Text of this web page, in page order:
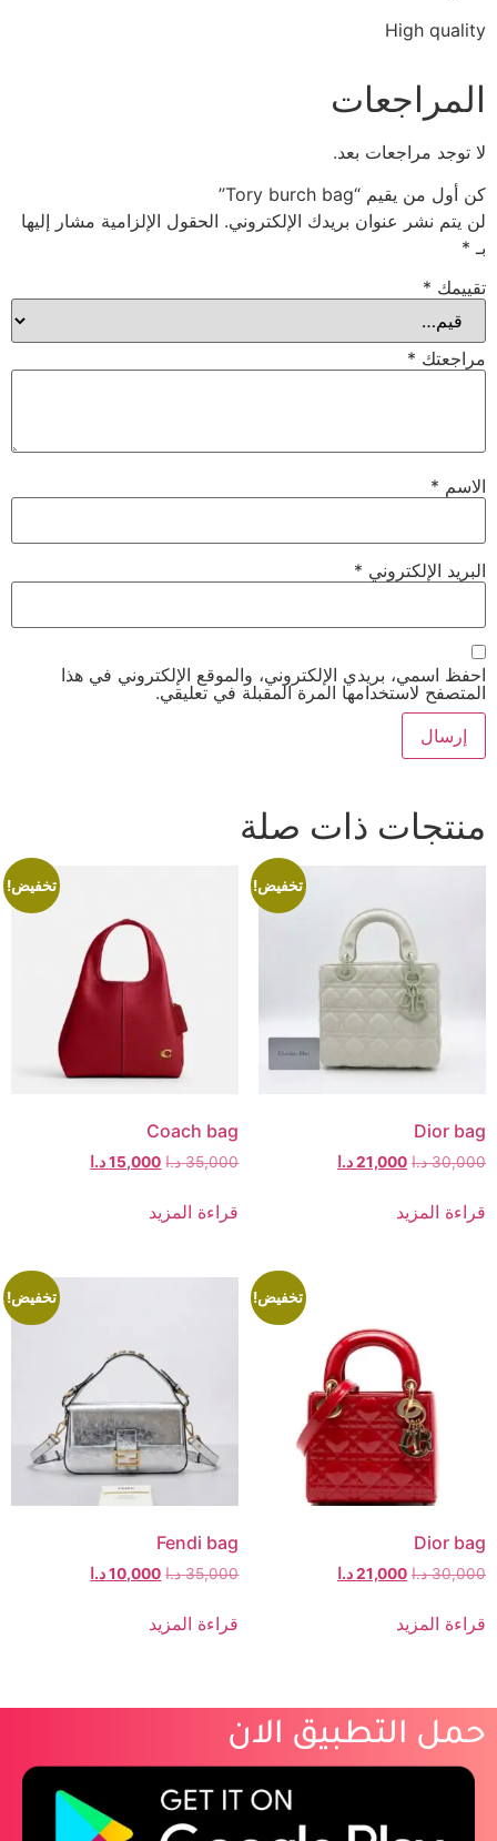
High quality
المراجعات
لا توجد مراجعات بعد.
كن أول من يقيم “Tory burch bag”
لن يتم نشر عنوان بريدك الإلكتروني. الحقول الإلزامية مشار إليها
بـ *
تقييمك *
مراجعتك *
الاسم *
البريد الإلكتروني *
احفظ اسمي، بريدي الإلكتروني، والموقع الإلكتروني في هذا
المتصفح لاستخدامها المرة المقبلة في تعليقي.
منتجات ذات صلة
تخفيض!
Dior bag
30,000 د.ا 21,000د.ا
قراءة المزيد
تخفيض!
Coach bag
35,000 د.ا 15,000 د.ا
قراءة المزيد
تخفيض!
Dior bag
30,000 د.ا 21,000د.ا
قراءة المزيد
تخفيض!
Fendi bag
35,000 د.ا 10,000 د.ا
قراءة المزيد
حمل التطبيق الان